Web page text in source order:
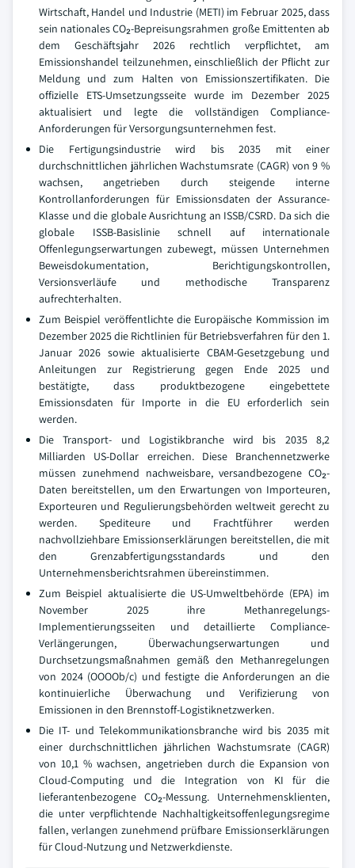
Wirtschaft, Handel und Industrie (METI) im Februar 2025, dass
sein nationales CO₂-Bepreisungsrahmen große Emittenten ab
dem Geschäftsjahr 2026 rechtlich verpflichtet, am
Emissionshandel teilzunehmen, einschließlich der Pflicht zur
Meldung und zum Halten von Emissionszertifikaten. Die
offizielle ETS-Umsetzungsseite wurde im Dezember 2025
aktualisiert und legte die vollständigen Compliance-
Anforderungen für Versorgungsunternehmen fest.
Die Fertigungsindustrie wird bis 2035 mit einer
durchschnittlichen jährlichen Wachstumsrate (CAGR) von 9 %
wachsen, angetrieben durch steigende interne
Kontrollanforderungen für Emissionsdaten der Assurance-
Klasse und die globale Ausrichtung an ISSB/CSRD. Da sich die
globale ISSB-Basislinie schnell auf internationale
Offenlegungserwartungen zubewegt, müssen Unternehmen
Beweisdokumentation, Berichtigungskontrollen,
Versionsverläufe und methodische Transparenz
aufrechterhalten.
Zum Beispiel veröffentlichte die Europäische Kommission im
Dezember 2025 die Richtlinien für Betriebsverfahren für den 1.
Januar 2026 sowie aktualisierte CBAM-Gesetzgebung und
Anleitungen zur Registrierung gegen Ende 2025 und
bestätigte, dass produktbezogene eingebettete
Emissionsdaten für Importe in die EU erforderlich sein
werden.
Die Transport- und Logistikbranche wird bis 2035 8,2
Milliarden US-Dollar erreichen. Diese Branchennetzwerke
müssen zunehmend nachweisbare, versandbezogene CO₂-
Daten bereitstellen, um den Erwartungen von Importeuren,
Exporteuren und Regulierungsbehörden weltweit gerecht zu
werden. Spediteure und Frachtführer werden
nachvollziehbare Emissionserklärungen bereitstellen, die mit
den Grenzabfertigungsstandards und den
Unternehmensberichtsrahmen übereinstimmen.
Zum Beispiel aktualisierte die US-Umweltbehörde (EPA) im
November 2025 ihre Methanregelungs-
Implementierungsseiten und detaillierte Compliance-
Verlängerungen, Überwachungserwartungen und
Durchsetzungsmaßnahmen gemäß den Methanregelungen
von 2024 (OOOOb/c) und festigte die Anforderungen an die
kontinuierliche Überwachung und Verifizierung von
Emissionen in den Brennstoff-Logistiknetzwerken.
Die IT- und Telekommunikationsbranche wird bis 2035 mit
einer durchschnittlichen jährlichen Wachstumsrate (CAGR)
von 10,1 % wachsen, angetrieben durch die Expansion von
Cloud-Computing und die Integration von KI für die
lieferantenbezogene CO₂-Messung. Unternehmensklienten,
die unter verpflichtende Nachhaltigkeitsoffenlegungsregime
fallen, verlangen zunehmend prüfbare Emissionserklärungen
für Cloud-Nutzung und Netzwerkdienste.